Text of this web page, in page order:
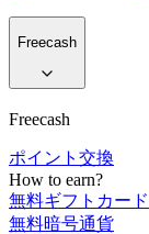
Freecash
Freecash
ポイント交換
How to earn?
無料ギフトカード
無料暗号通貨